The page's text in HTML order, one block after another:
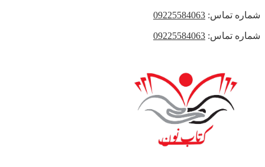
شماره تماس: 09225584063
شماره تماس: 09225584063